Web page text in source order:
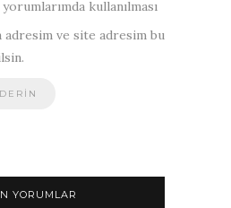
kullanılması
adresim ve site adresim bu
YORUMLAR